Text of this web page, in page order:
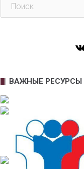
ВАЖНЫЕ РЕСУРСЫ